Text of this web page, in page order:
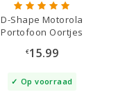
D-Shape Motorola
Portofoon Oortjes
€15.99
Op voorraad